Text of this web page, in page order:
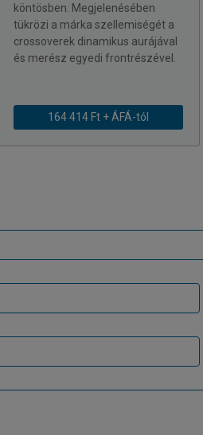
köntösben. Megjelenésében
tükrözi a márka szellemiségét a
crossoverek dinamikus aurájával
és merész egyedi frontrészével.
164 414 Ft + ÁFÁ-tól